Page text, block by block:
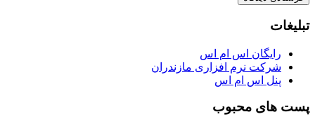
تبلیغات
رایگان اس ام اس
شرکت نرم افزاری مازندران
پنل اس ام اس
پست های محبوب